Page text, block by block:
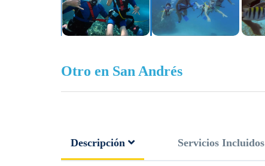
Otro en San Andrés
Descripción Servicios Incluidos